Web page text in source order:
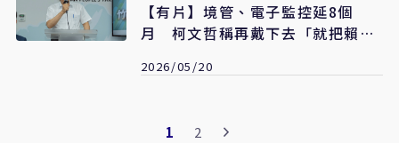
【有片】境管、電子監控延8個
月 柯文哲稱再戴下去「就把賴清
2026/05/20
1 2